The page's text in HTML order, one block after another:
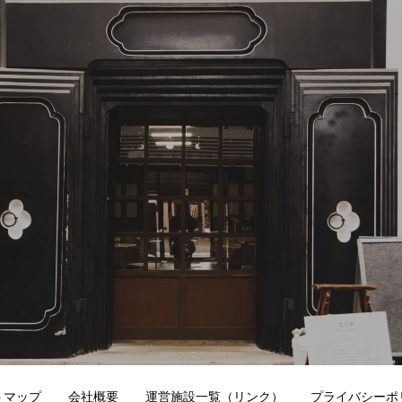
マップ 会社概要 運営施設一覧（リンク） プライバシーポ